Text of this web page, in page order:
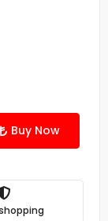
Buy Now